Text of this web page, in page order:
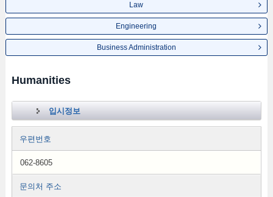
Law
Engineering
Business Administration
Humanities
입시정보
우편번호
062-8605
문의처 주소